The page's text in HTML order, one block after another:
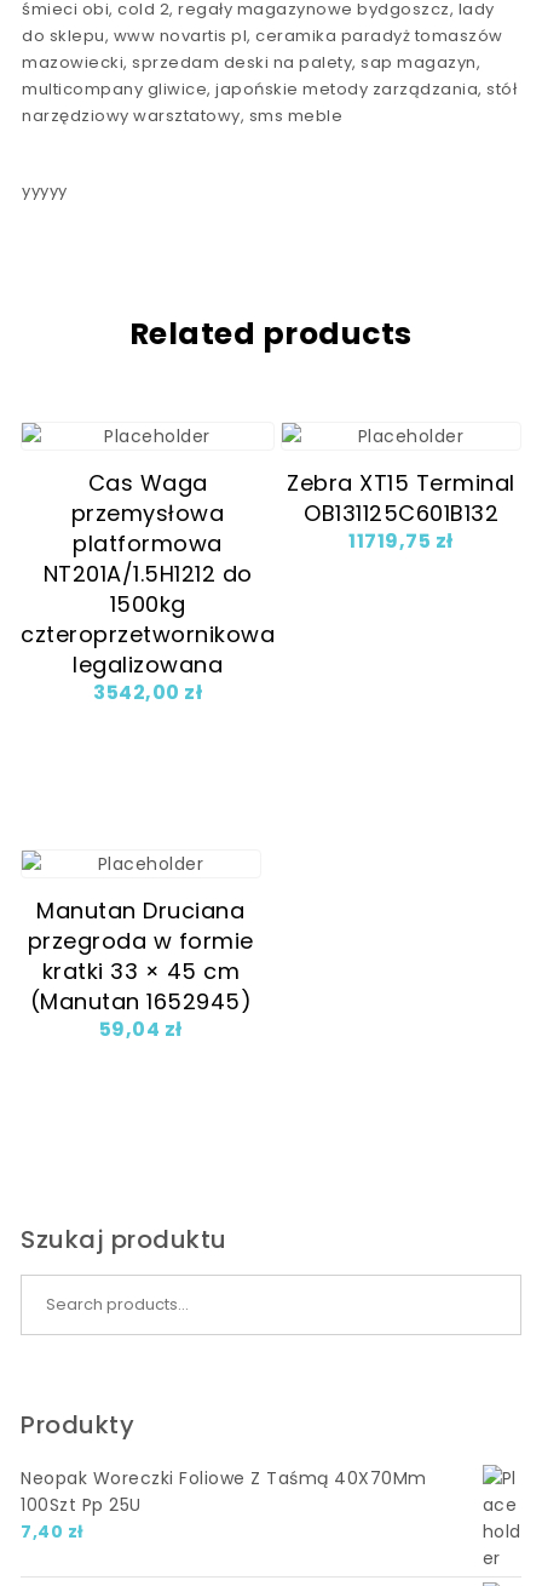
śmieci obi, cold 2, regały magazynowe bydgoszcz, lady
do sklepu, www novartis pl, ceramika paradyż tomaszów
mazowiecki, sprzedam deski na palety, sap magazyn,
multicompany gliwice, japońskie metody zarządzania, stół
narzędziowy warsztatowy, sms meble
yyyyy
Related products
Cas Waga
przemysłowa
platformowa
NT201A/1.5H1212 do
1500kg
czteroprzetwornikowa
legalizowana
3542,00 zł
Zebra XT15 Terminal
OB131125C601B132
11719,75 zł
Manutan Druciana
przegroda w formie
kratki 33 × 45 cm
(Manutan 1652945)
59,04 zł
Szukaj produktu
Produkty
Neopak Woreczki Foliowe Z Taśmą 40X70Mm
100Szt Pp 25U
7,40 zł